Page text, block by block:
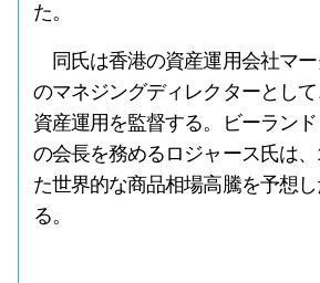
た。
同氏は香港の資産運用会社マ
のマネジングディレクターとし
資産運用を監督する。ビーラン
の会長を務めるロジャース氏は
た世界的な商品相場高騰を予想
る。